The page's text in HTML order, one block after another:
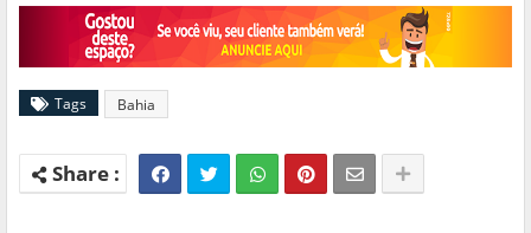
Tags Bahia